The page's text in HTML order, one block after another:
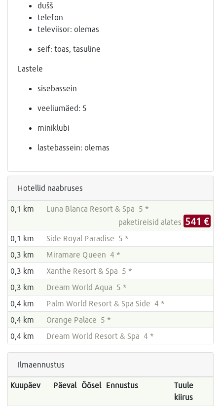
dušš
telefon
televiisor: olemas
seif: toas, tasuline
Lastele
sisebassein
veeliumäed: 5
miniklubi
lastebassein: olemas
Hotellid naabruses
0,1 km
Luna Blanca Resort & Spa 5 *
paketireisid alates 541 €
0,1 km
Side Royal Paradise 5 *
0,3 km
Miramare Queen 4 *
0,3 km
Xanthe Resort & Spa 5 *
0,3 km
Dream World Aqua 5 *
0,4 km
Palm World Resort & Spa Side 4 *
0,4 km
Orange Palace 5 *
0,4 km
Dream World Resort & Spa 4 *
Ilmaennustus
Kuupäev Päeval Öösel Ennustus
Tuule
kiirus